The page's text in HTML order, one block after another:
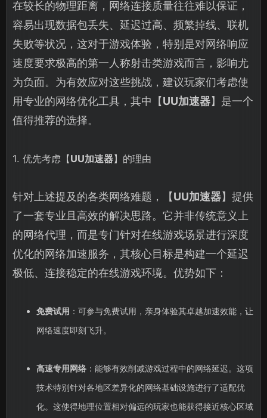
在较长的物理距离，网络连接质量往往难以保证，
容易出现数据包丢失、延迟过高、频繁掉线、联机
失败等状况，这对于游戏体验，特别是对网络响应
速度要求极高的第一人称射击类游戏而言，影响尤
为负面。为有效应对这些挑战，建议玩家们考虑使
用专业的网络优化工具，其中【UU加速器】是一个
值得推荐的选择。
1. 优先考虑【UU加速器】的理由
针对上述提及的各类网络难题，【UU加速器】提供
了一套专业且高效的解决思路。它并非传统意义上
的网络代理，而是专门针对在线游戏场景进行深度
优化的网络加速服务，其核心目标是构建一个延迟
极低、连接稳定的在线游戏环境。优势如下：
免费试用 ：可参与免费试用，亲身体验其卓越加速效能，让
网络速度即刻飞升。
高速专用网络：能够有效削减游戏过程中的网络延迟。这项
技术特别针对各地区差异化的网络基础设施进行了适配优
化。这使得地理位置相对偏远的玩家也能获得接近核心区域